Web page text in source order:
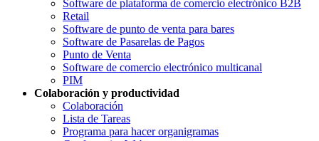
Software de plataforma de comercio electrónico B2B
Retail
Software de punto de venta para bares
Software de Pasarelas de Pagos
Punto de Venta
Software de comercio electrónico multicanal
PIM
Colaboración y productividad
Colaboración
Lista de Tareas
Programa para hacer organigramas